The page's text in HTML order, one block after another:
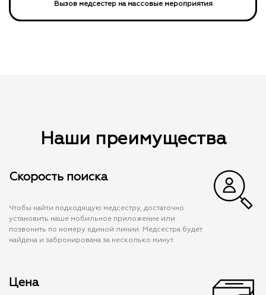
Вызов медсестер на массовые мероприятия
Наши преимущества
Скорость поиска
Чтобы найти подходящую медсестру, достаточно
установить наше мобильное приложение или
позвонить по номеру единой линии. Медсестра будет
найдена и забронирована за несколько минут.
Цена